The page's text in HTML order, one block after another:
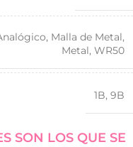
, Malla de Metal,
Metal, WR50
1B, 9B
SON LOS QUE SE